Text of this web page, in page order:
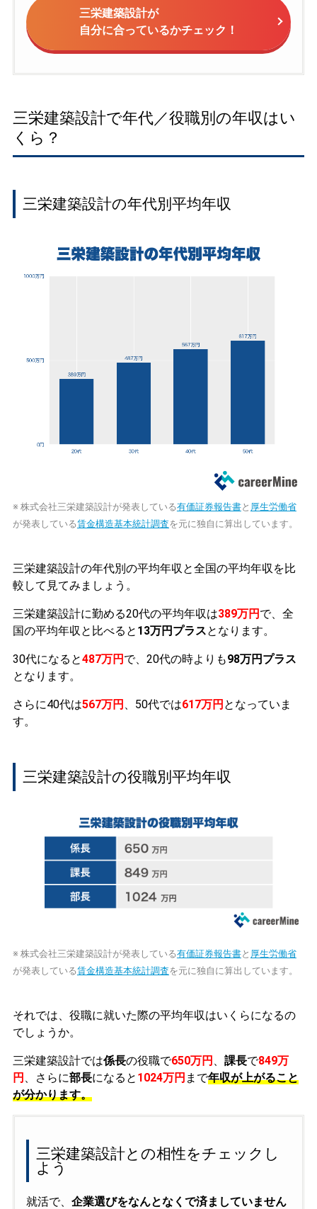
三栄建築設計が
自分に合っているかチェック！
三栄建築設計で年代／役職別の年収はい
くら？
三栄建築設計の年代別平均年収
※ 株式会社三栄建築設計が発表している有価証券報告書と 厚生労働省
が発表している賃金構造基本統計調査を元に独自に算出しています。
三栄建築設計の年代別の平均年収と全国の平均年収を比
較して見てみましょう。
三栄建築設計に勤める20代の平均年収は389万円 で、全
国の平均年収と比べると 13万円プラスとなります。
30代になると487万円 で、20代の時よりも98万円プラス
となります。
さらに40代は567万円 、50代では617万円 となっていま
す。
三栄建築設計の役職別平均年収
※ 株式会社三栄建築設計が発表している有価証券報告書と 厚生労働省
が発表している賃金構造基本統計調査を元に独自に算出しています。
それでは、役職に就いた際の平均年収はいくらになるの
でしょうか。
三栄建築設計では係長の役職で650万円 課長で849万
円
、さらに部長になると 1024万円 まで年収が上がること
が分かります。
三栄建築設計との相性をチェックし
よう
就活で、 企業選びをなんとなくで済ましていません